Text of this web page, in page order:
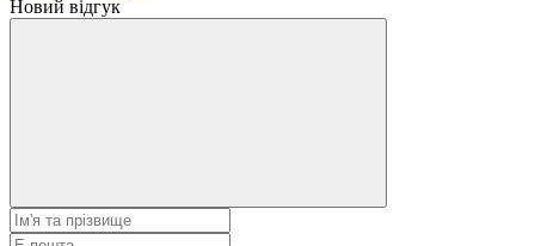
Новий відгук